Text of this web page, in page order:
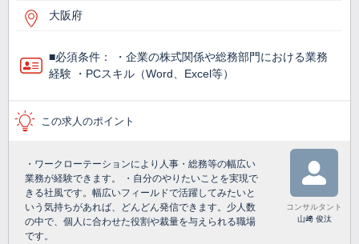
大阪府
■必須条件： ・企業の株式関係や総務部門における業務
経験 ・PCスキル（Word、Excel等）
この求人のポイント
・ワークローテーションにより人事・総務等の幅広い
業務が経験できます。 ・自分のやりたいことを実現で
きる社風です。幅広いフィールドで活躍してみたいと
いう気持ちがあれば、どんどん発信できます。少人数
の中で、個人に合わせた役割や裁量を与えられる職場
です。
コンサルタント
山﨑 俊汰